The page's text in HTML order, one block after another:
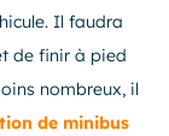
Il faudra
de finir à pied
nombreux, il
de minibus